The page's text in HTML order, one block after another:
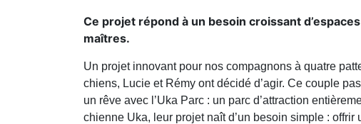
Ce projet répond à un besoin croissant
maîtres.
Un projet innovant pour nos compagnons à quatre
chiens, Lucie et Rémy ont décidé d’agir. Ce couple
un rêve avec l’Uka Parc : un parc d’attraction
chienne Uka, leur projet naît d’un besoin simple :